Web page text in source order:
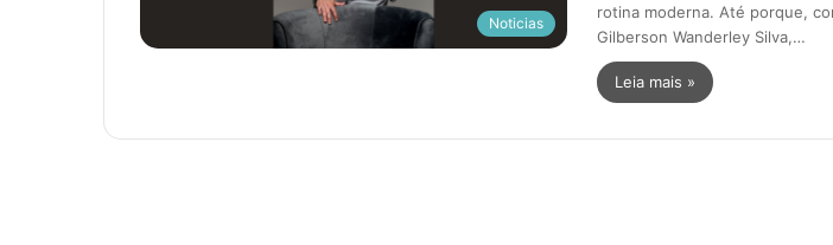
Noticias
rotina moderna. Até porque,
Gilberson Wanderley Silva,…
Leia mais »